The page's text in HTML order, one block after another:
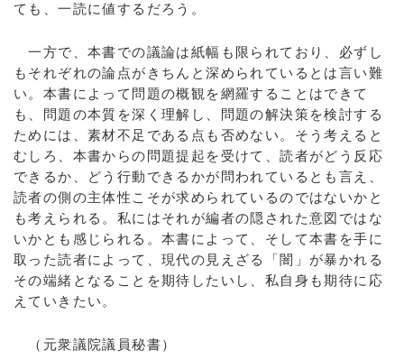
ても、一読に値するだろう。
一方で、本書での議論は紙幅も限られており、必ずし
もそれぞれの論点がきちんと深められているとは言い難
い。本書によって問題の概観を網羅することはできて
も、問題の本質を深く理解し、問題の解決策を検討する
ためには、素材不足である点も否めない。そう考えると
むしろ、本書からの問題提起を受けて、読者がどう反応
できるか、どう行動できるかが問われているとも言え、
読者の側の主体性こそが求められているのではないかと
も考えられる。私にはそれが編者の隠された意図ではな
いかとも感じられる。本書によって、そして本書を手に
取った読者によって、現代の見えざる「闇」が暴かれる
その端緒となることを期待したいし、私自身も期待に応
えていきたい。
（元衆議院議員秘書）